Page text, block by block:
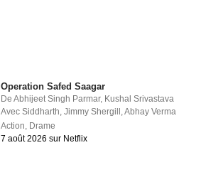
Operation Safed Saagar
DeAbhijeet Singh Parmar, Kushal Srivastava
AvecSiddharth,Jimmy Shergill ,Abhay Verma
Action, Drame
7 août 2026 sur Netflix